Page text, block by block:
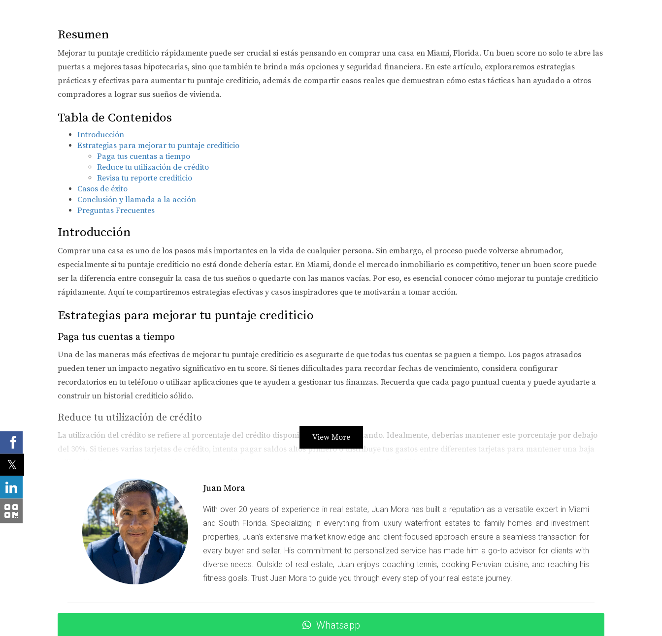
Resumen
Mejorar tu puntaje crediticio rápidamente puede ser crucial si estás pensando en comprar una casa en Miami, Florida. Un buen score no solo te abre las
puertas a mejores tasas hipotecarias, sino que también te brinda más opciones y seguridad financiera. En este artículo, exploraremos estrategias
prácticas y efectivas para aumentar tu puntaje crediticio, además de compartir casos reales que demuestran cómo estas tácticas han ayudado a otros
compradores a lograr sus sueños de vivienda.
Tabla de Contenidos
Introducción
Estrategias para mejorar tu puntaje crediticio
Paga tus cuentas a tiempo
Reduce tu utilización de crédito
Revisa tu reporte crediticio
Casos de éxito
Conclusión y llamada a la acción
Preguntas Frecuentes
Introducción
Comprar una casa es uno de los pasos más importantes en la vida de cualquier persona. Sin embargo, el proceso puede volverse abrumador,
especialmente si tu puntaje crediticio no está donde debería estar. En Miami, donde el mercado inmobiliario es competitivo, tener un buen score puede
ser la diferencia entre conseguir la casa de tus sueños o quedarte con las manos vacías. Por eso, es esencial conocer cómo mejorar tu puntaje crediticio
rápidamente. Aquí te compartiremos estrategias efectivas y casos inspiradores que te motivarán a tomar acción.
Estrategias para mejorar tu puntaje crediticio
Paga tus cuentas a tiempo
Una de las maneras más efectivas de mejorar tu puntaje crediticio es asegurarte de que todas tus cuentas se paguen a tiempo. Los pagos atrasados
pueden tener un impacto negativo significativo en tu score. Si tienes dificultades para recordar fechas de vencimiento, considera configurar
recordatorios en tu teléfono o utilizar aplicaciones que te ayuden a gestionar tus finanzas. Recuerda que cada pago puntual cuenta y puede ayudarte a
construir un historial crediticio sólido.
Reduce tu utilización de crédito
La utilización del crédito se refiere al porcentaje del crédito disponible que estás utilizando. Idealmente, deberías mantener este porcentaje por debajo
del 30%. Si tienes varias tarjetas de crédito, intenta pagar saldos altos primero o distribuye tus gastos entre diferentes tarjetas para mantener una baja
Revisa tu reporte crediticio
Es fundamental revisar regularmente tu reporte crediticio en busca de errores o información inexacta. Muchas personas no saben que pueden obtener
un reporte gratuito una vez al año de cada una de las principales agencias de crédito. Si encuentras errores, asegúrate de disputarlos lo antes posible.
Corregir información incorrecta puede tener un impacto inmediato en tu puntuación.
Casos de éxito
El viaje de Ana y Carlos hacia su primera casa
utilización de crédito al 20%. Después de seis meses, su puntaje aumentó significativamente, lo que les permitió acceder a una tasa hipotecaria más baja y
View More
Juan Mora
With over 20 years of experience in real estate, Juan Mora has built a reputation as a versatile expert in Miami
and South Florida. Specializing in everything from luxury waterfront estates to family homes and investment
properties, Juan’s extensive market knowledge and client-focused approach ensure a seamless transaction for
every buyer and seller. His commitment to personalized service has made him a go-to advisor for clients with
diverse needs. Outside of real estate, Juan enjoys coaching tennis, cooking Peruvian cuisine, and reaching his
fitness goals. Trust Juan Mora to guide you through every step of your real estate journey.
Whatsapp